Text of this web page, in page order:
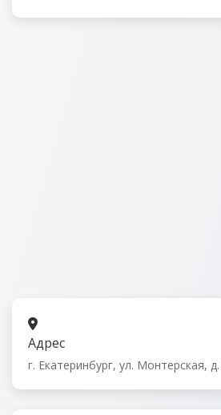
Адрес
г. Екатеринбург, ул. Монтерская,